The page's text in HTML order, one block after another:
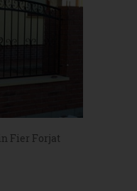
Fier Forjat